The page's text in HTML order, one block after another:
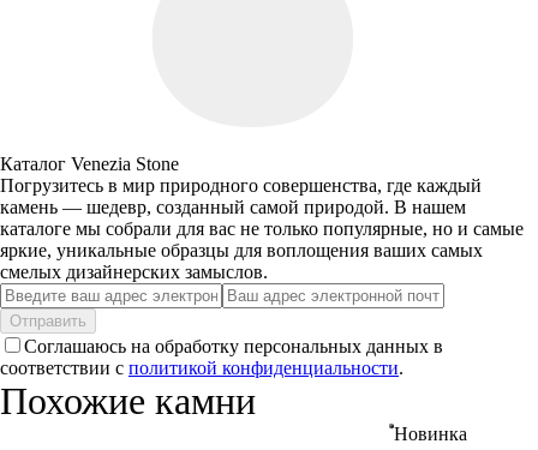
Каталог Venezia Stone
Погрузитесь в мир природного совершенства, где каждый
камень — шедевр, созданный самой природой. В нашем
каталоге мы собрали для вас не только популярные, но и самые
яркие, уникальные образцы для воплощения ваших самых
смелых дизайнерских замыслов.
Отправить
Соглашаюсь на обработку персональных данных в
соответствии с политикой конфиденциальности.
Похожие камни
Новинка